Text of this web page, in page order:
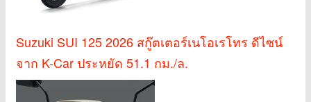
Suzuki SUI 125 2026 สกู๊ตเตอร์เนโอเรโทร ดีไซน์
จาก K-Car ประหยัด 51.1 กม./ล.